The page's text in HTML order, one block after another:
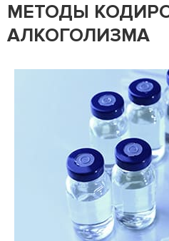
МЕТОДЫ
АЛКОГОЛИЗМА